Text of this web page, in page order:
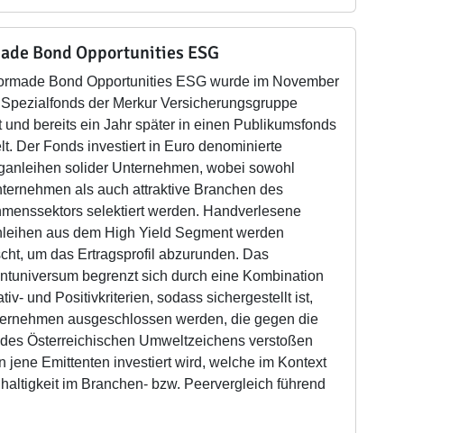
Bond Opportunities ESG
Bond Opportunities ESG wurde im November
der Merkur Versicherungsgruppe
und bereits ein Jahr später in einen Publikumsfonds
Der Fonds investiert in Euro denominierte
solider Unternehmen, wobei sowohl
als auch attraktive Branchen des
selektiert werden. Handverlesene
aus dem High Yield Segment werden
um das Ertragsprofil abzurunden. Das
begrenzt sich durch eine Kombination
und Positivkriterien, sodass sichergestellt ist,
ausgeschlossen werden, die gegen die
Österreichischen Umweltzeichens verstoßen
jene Emittenten investiert wird, welche im Kontext
im Branchen- bzw. Peervergleich führend